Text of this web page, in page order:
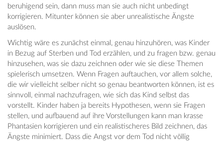
beruhigend sein, dann muss man sie auch nicht unbedingt
korrigieren. Mitunter können sie aber unrealistische Ängste
auslösen.
Wichtig wäre es zunächst einmal, genau hinzuhören, was Kinder
in Bezug auf Sterben und Tod erzählen, und zu fragen bzw. genau
hinzusehen, was sie dazu zeichnen oder wie sie diese Themen
spielerisch umsetzen. Wenn Fragen auftauchen, vor allem solche,
die wir vielleicht selber nicht so genau beantworten können, ist es
sinnvoll, einmal nachzufragen, wie sich das Kind selbst das
vorstellt. Kinder haben ja bereits Hypothesen, wenn sie Fragen
stellen, und aufbauend auf ihre Vorstellungen kann man krasse
Phantasien korrigieren und ein realistischeres Bild zeichnen, das
Ängste minimiert. Dass die Angst vor dem Tod nicht völlig